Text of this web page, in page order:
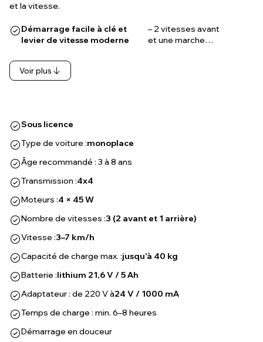
et la vitesse.
Démarrage facile à clé et
levier de vitesse moderne
– 2 vitesses avant
et une marche…
Voir plus
Sous licence
Type de voiture :monoplace
Âge recommandé : 3 à 8 ans
Transmission :4x4
Moteurs :4 × 45 W
Nombre de vitesses :3 (2 avant et 1 arrière)
Vitesse :3–7 km/h
Capacité de charge max. :jusqu'à 40 kg
Batterie :lithium 21,6 V / 5 Ah
Adaptateur : de 220 V à24 V / 1000 mA
Temps de charge : min. 6–8 heures
Démarrage en douceur